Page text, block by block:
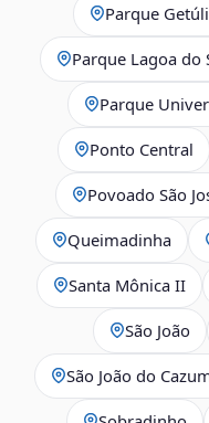
Parque
Parque Lagoa do
Parque
Ponto Central
Povoado São
Queimadinha
Santa Mônica II
São João
São João do